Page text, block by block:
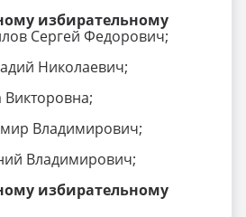
избирательному
Сергей Федорович;
Николаевич;
Владимирович;
Владимирович;
избирательному